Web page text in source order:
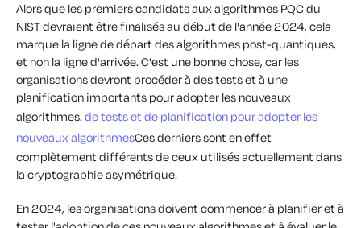
Alors que les premiers candidats aux algorithmes PQC du
NIST devraient être finalisés au début de l'année 2024, cela
marque la ligne de départ des algorithmes post-quantiques,
et non la ligne d'arrivée. C'est une bonne chose, car les
organisations devront procéder à des tests et à une
planification importants pour adopter les nouveaux
algorithmes.de tests et de planification pour adopter les
nouveaux algorithmesCes derniers sont en effet
complètement différents de ceux utilisés actuellement dans
la cryptographie asymétrique.
En 2024, les organisations doivent commencer à planifier et à